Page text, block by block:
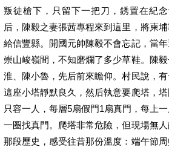
叛徒槍下，只留下一把刀，銹置在紀
后，陳毅之妻張茜專程來到這里，將柬
給信豐縣。開國元帥陳毅不會忘記，當
崇山峻嶺間，不知磨爛了多少草鞋。陳
淮、陳小魯，先后前來瞻仰。村民說，
這座小塔靜默良久，然后執意要爬塔，
只容一人，每層5扇假門1扇真門，每上
一圈找真門。爬塔非常危險，但現場無
那段歷史，感受往昔那份溫度：端午節